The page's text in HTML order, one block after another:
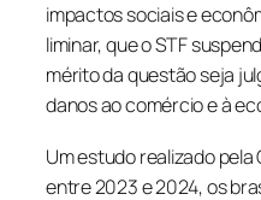
impactos sociais e
liminar, que o STF
mérito da questão seja
danos ao comércio e à
Um estudo realizado
entre 2023 e 2024, os